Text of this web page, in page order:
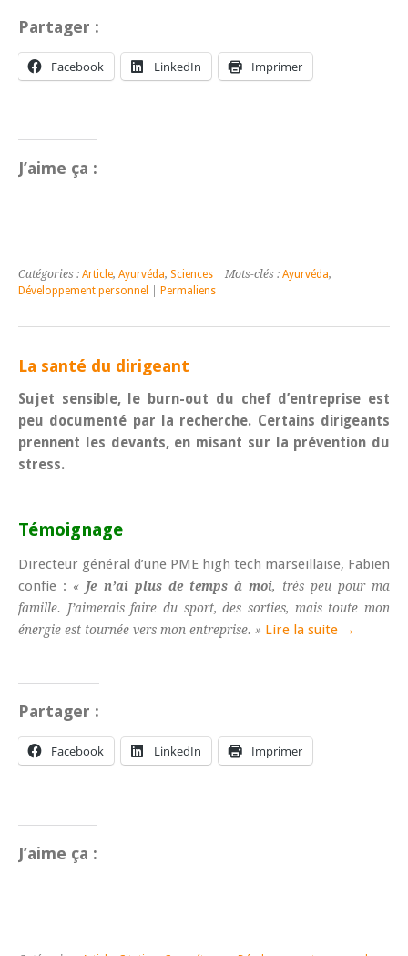
Partager :
Facebook LinkedIn Imprimer
J’aime ça :
Catégories : Article, Ayurvéda, Sciences | Mots-clés : Ayurvéda,
Développement personnel
Permaliens
La santé du dirigeant
Sujet sensible, le burn-out du chef d’entreprise est
peu documenté par la recherche. Certains dirigeants
prennent les devants, en misant sur la prévention du
stress.
Témoignage
Directeur général d’une PME high tech marseillaise, Fabien
confie : « Je n’ai plus de temps à moi, très peu pour ma
famille. J’aimerais faire du sport, des sorties, mais toute mon
énergie est tournée vers mon entreprise. » Lire la suite →
Partager :
Facebook LinkedIn Imprimer
J’aime ça :